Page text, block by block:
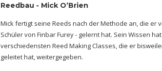
Reedbau - Mick O’Brien
Mick fertigt seine Reeds nach der Methode an, die er
Schüler von Finbar Furey - gelernt hat. Sein Wissen
verschiedensten Reed Making Classes, die er
geleitet hat, weitergegeben.